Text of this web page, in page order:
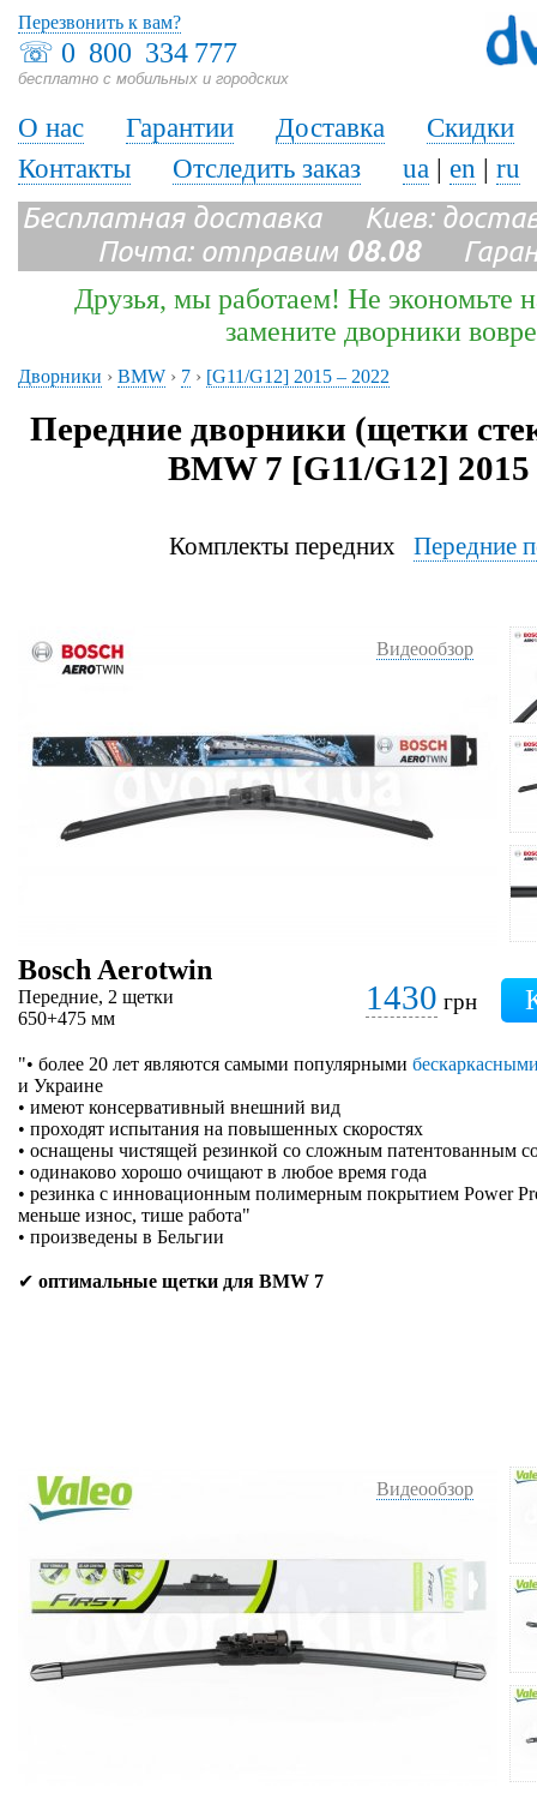
☏ 0 800 334 777
бесплатно с мобильных и городских
Перезвонить к вам?
О нас Гарантии Доставка
Скидки
Контакты
Отследить заказ ua | en | ru
Бесплатная доставка Киев:
Почта: отправим 08.08
Друзья, мы работаем! Не экономьте
замените дворники
Дворники › BMW › 7 › [G11/G12] 2015 – 2022
Передние дворники (щетки
BMW 7 [G11/G12] 2015
Комплекты передних Передние
Видеообзор
Bosch Aerotwin
Передние, 2 щетки
650+475 мм
1430 грн
"• более 20 лет являются самыми популярными
и Украине
• имеют консервативный внешний вид
• проходят испытания на повышенных скоростях
• оснащены чистящей резинкой со сложным патентованным
• одинаково хорошо очищают в любое время года
• резинка с инновационным полимерным покрытием Power
меньше износ, тише работа"
• произведены в Бельгии
✔ оптимальные щетки для BMW 7
Видеообзор